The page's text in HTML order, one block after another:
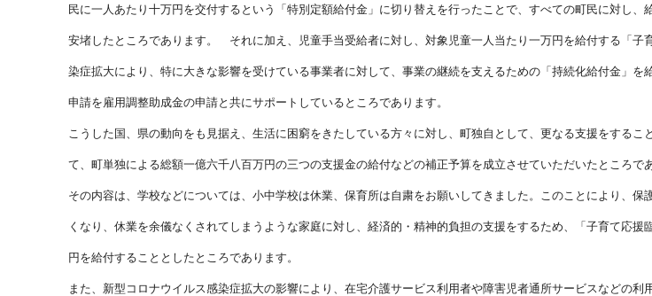
民に一人あたり十万円を交付するという「特別定額給付金」に切り替えを行ったことで、すべての町民に対し、
安堵したところであります。 それに加え、児童手当受給者に対し、対象児童一人当たり一万円を給付する「子
染症拡大により、特に大きな影響を受けている事業者に対して、事業の継続を支えるための「持続化給付金」を
申請を雇用調整助成金の申請と共にサポートしているところであります。
こうした国、県の動向をも見据え、生活に困窮をきたしている方々に対し、町独自として、更なる支援をするこ
て、町単独による総額一億六千八百万円の三つの支援金の給付などの補正予算を成立させていただいたところで
その内容は、学校などについては、小中学校は休業、保育所は自粛をお願いしてきました。このことにより、保
くなり、休業を余儀なくされてしまうような家庭に対し、経済的・精神的負担の支援をするため、「子育て応援
円を給付することとしたところであります。
また、新型コロナウイルス感染症拡大の影響により、在宅介護サービス利用者や障害児者通所サービスなどの利